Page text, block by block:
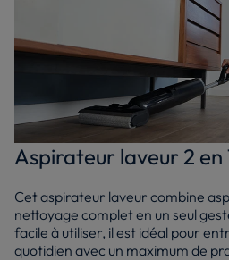
Aspirateur laveur 2 en
Cet aspirateur laveur combine
nettoyage complet en un seul
facile à utiliser, il est idéal pour
quotidien avec un maximum de